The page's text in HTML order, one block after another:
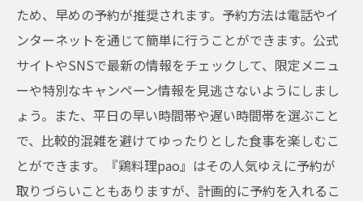
ため、早めの予約が推奨されます。予約方法は電話やイ
ンターネットを通じて簡単に行うことができます。公式
サイトやSNSで最新の情報をチェックして、限定メニュ
ーや特別なキャンペーン情報を見逃さないようにしまし
ょう。また、平日の早い時間帯や遅い時間帯を選ぶこと
で、比較的混雑を避けてゆったりとした食事を楽しむこ
とができます。『鶏料理pao』はその人気ゆえに予約が
取りづらいこともありますが、計画的に予約を入れるこ